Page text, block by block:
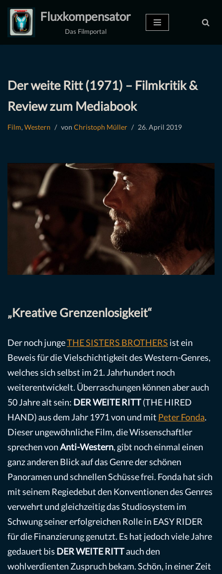
Zum
Inhalt
Fluxkompensator
Das Filmportal
Der weite Ritt (1971) – Filmkritik &
Review zum Mediabook
Film, Western von Christoph Müller 26. April 2019
„Kreative Grenzenlosigkeit“
Der noch jungeTHE SISTERS BROTHERS ist ein
Beweis für die Vielschichtigkeit des Western-Genres,
welches sich selbst im 21. Jahrhundert noch
weiterentwickelt. Überraschungen können aber auch
50 Jahre alt sein: DER WEITE RITT(THE HIRED
HAND) aus dem Jahr 1971 von und mit Peter Fonda.
Dieser ungewöhnliche Film, die Wissenschaftler
sprechen vonAnti-Western, gibt noch einmal einen
ganz anderen Blick auf das Genre der schönen
Panoramen und schnellen Schüsse frei. Fonda hat sich
mit seinem Regiedebut den Konventionen des Genres
verwehrt und gleichzeitig das Studiosystem im
Schwung seiner erfolgreichen Rolle in EASY RIDER
für die Finanzierung genutzt. Es hat jedoch viele Jahre
gedauert bis DER WEITE RITTauch den
wohlverdienten Zuspruch bekam. Schön, in einer Zeit